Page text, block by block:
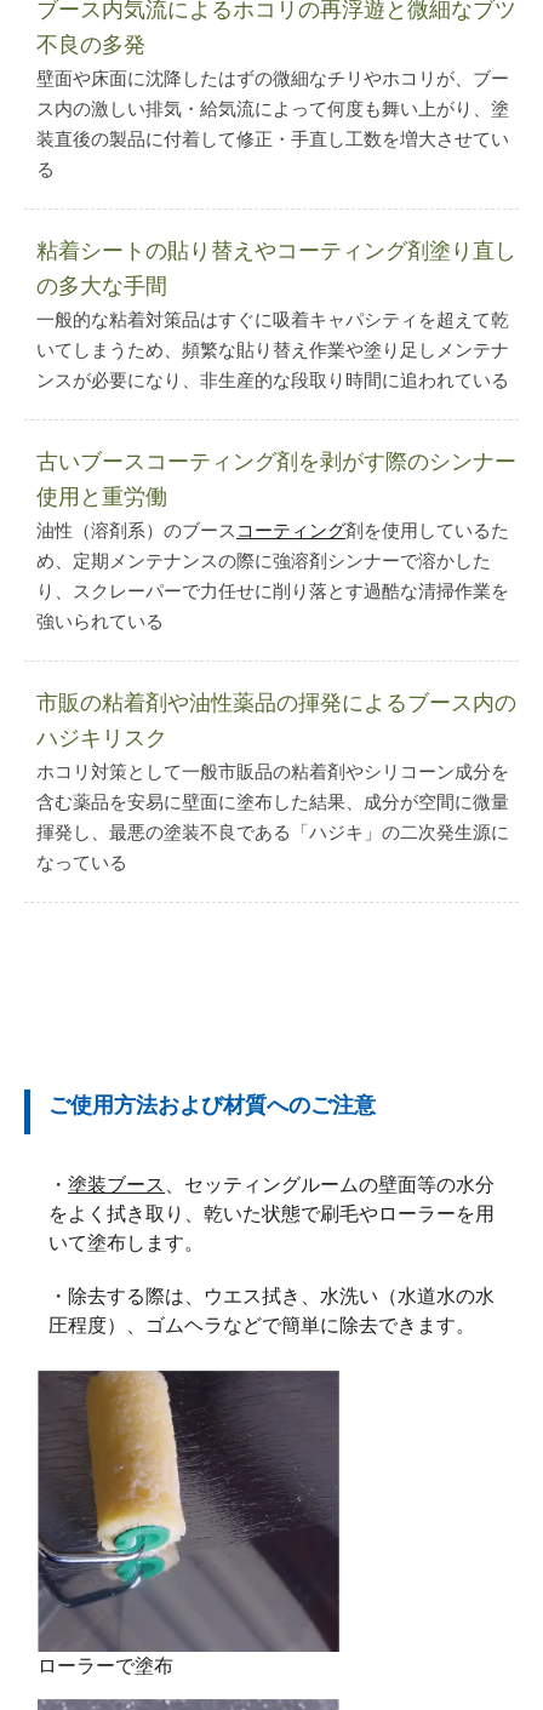
ブース内気流によるホコリの再浮遊と微細なブツ
不良の多発
壁面や床面に沈降したはずの微細なチリやホコリが、ブー
ス内の激しい排気・給気流によって何度も舞い上がり、塗
装直後の製品に付着して修正・手直し工数を増大させてい
る
粘着シートの貼り替えやコーティング剤塗り直し
の多大な手間
一般的な粘着対策品はすぐに吸着キャパシティを超えて乾
いてしまうため、頻繁な貼り替え作業や塗り足しメンテナ
ンスが必要になり、非生産的な段取り時間に追われている
古いブースコーティング剤を剥がす際のシンナー
使用と重労働
油性（溶剤系）のブース コーティング剤を使用しているた
め、定期メンテナンスの際に強溶剤シンナーで溶かした
り、スクレーパーで力任せに削り落とす過酷な清掃作業を
強いられている
市販の粘着剤や油性薬品の揮発によるブース内の
ハジキリスク
ホコリ対策として一般市販品の粘着剤やシリコーン成分を
含む薬品を安易に壁面に塗布した結果、成分が空間に微量
揮発し、最悪の塗装不良である「ハジキ」の二次発生源に
なっている
ご使用方法および材質へのご注意
・ 塗装ブース
、セッティングルームの壁面等の水分
をよく拭き取り、乾いた状態で刷毛やローラーを用
いて塗布します。
・除去する際は、ウエス拭き、水洗い（水道水の水
圧程度）、ゴムヘラなどで簡単に除去できます。
ローラーで塗布